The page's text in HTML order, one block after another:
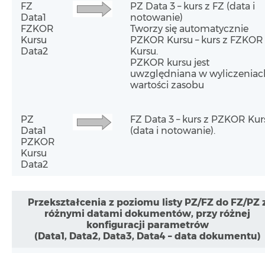
FZ
Data1
FZKOR
Kursu
Data2
PZ Data 3 – kurs z FZ (data i
notowanie)
Tworzy się automatycznie
PZKOR Kursu – kurs z FZKOR
Kursu.
PZKOR kursu jest
uwzględniana w
wartości zasobu
PZ
Data1
PZKOR
Kursu
Data2
FZ Data 3 – kurs z PZKOR
(data i notowanie).
Przekształcenia z poziomu listy PZ/FZ do FZ/PZ
różnymi datami dokumentów, przy różnej
konfiguracji parametrów
(Data1, Data2, Data3, Data4 – data dokumentu)